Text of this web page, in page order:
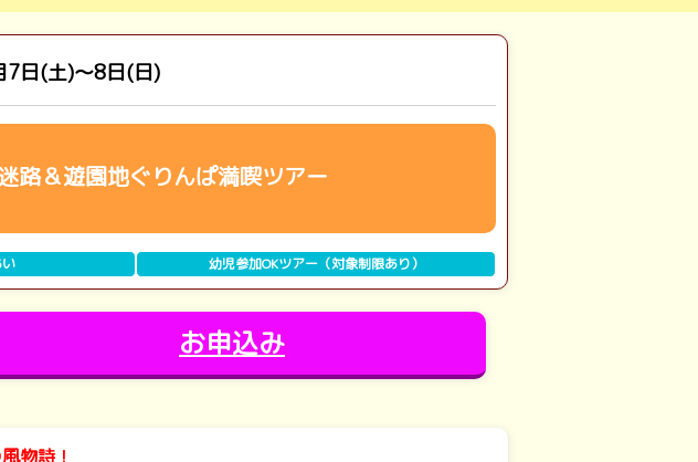
日(土)～8日(日)
路＆遊園地ぐりんぱ満喫ツアー
幼児参加OKツアー（対象制限あり）
お申込み
物詩！